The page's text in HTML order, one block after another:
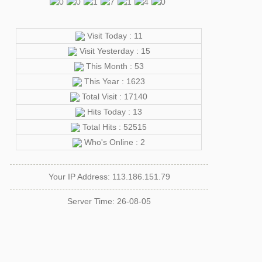
Visit Today : 11
Visit Yesterday : 15
This Month : 53
This Year : 1623
Total Visit : 17140
Hits Today : 13
Total Hits : 52515
Who's Online : 2
Your IP Address: 113.186.151.79
Server Time: 26-08-05